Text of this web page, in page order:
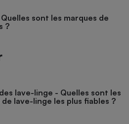
sont les marques de
?
lave-linge - Quelles sont les
de lave-linge les plus fiables ?